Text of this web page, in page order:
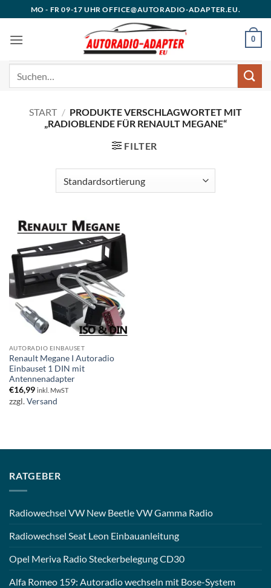
Inhalt
springen
MO - FR 09-17 UHR OFFICE@AUTORADIO-ADAPTER.EU.
0
START / PRODUKTE VERSCHLAGWORTET MIT
„RADIOBLENDE FÜR RENAULT MEGANE“
FILTER
AUTORADIO EINBAUSET
Renault Megane I Autoradio
Einbauset 1 DIN mit
Antennenadapter
€16,99 inkl. MwST
zzgl.Versand
RATGEBER
Radiowechsel VW New Beetle VW Gamma Radio
Radiowechsel Seat Leon Einbauanleitung
Opel Meriva Radio Steckerbelegung CD30
Alfa Romeo 159: Autoradio wechseln mit Bose-System